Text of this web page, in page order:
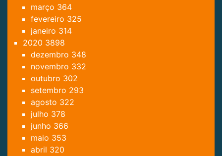
março 364
fevereiro 325
janeiro 314
2020 3898
dezembro 348
novembro 332
outubro 302
setembro 293
agosto 322
julho 378
junho 366
maio 353
abril 320